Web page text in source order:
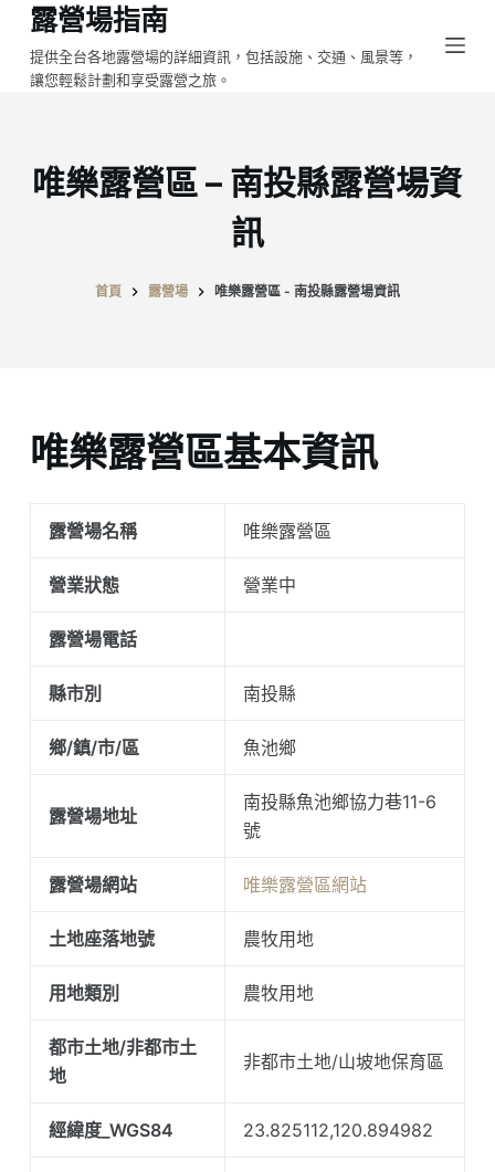
跳
至
主
容
露營場指南
提供全台各地露營場的詳細資訊，包括設施、交通、風景等，
讓您輕鬆計劃和享受露營之旅。
唯樂露營區 – 南投縣露營場資
訊
首頁 露營場 唯樂露營區 - 南投縣露營場資訊
唯樂露營區基本資訊
露營場名稱 唯樂露營區
營業狀態 營業中
露營場電話
縣市別 南投縣
鄉/鎮/市/區 魚池鄉
露營場地址
南投縣魚池鄉協力巷11-6
號
露營場網站 唯樂露營區網站
土地座落地號 農牧用地
用地類別 農牧用地
都市土地/非都市土
地
非都市土地/山坡地保育區
經緯度_WGS84 23.825112,120.894982